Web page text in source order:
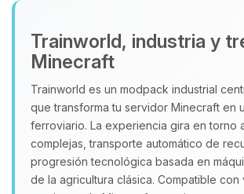
Trainworld, industria y
Minecraft
Trainworld es un modpack industrial
que transforma tu servidor Minecraft en
ferroviario. La experiencia gira en torno
complejas, transporte automático de
progresión tecnológica basada en
de la agricultura clásica. Compatible con